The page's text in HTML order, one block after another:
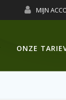
MIJN
ONZE